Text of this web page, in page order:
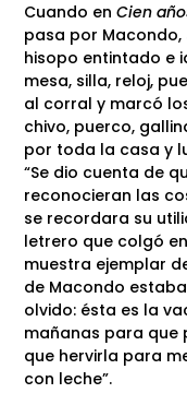
Cuando enCien
pasa por
hisopo entintado e
mesa, silla, reloj,
al corral y marcó
chivo, puerco,
por toda la casa y
“Se dio cuenta de
reconocieran las
se recordara su
letrero que colgó
muestra ejemplar
de Macondo
olvido: ésta es la
mañanas para que
que hervirla para
con leche”.